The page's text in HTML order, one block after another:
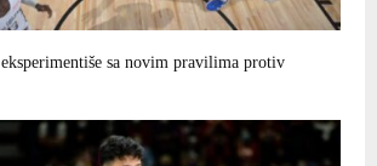
sa novim pravilima protiv